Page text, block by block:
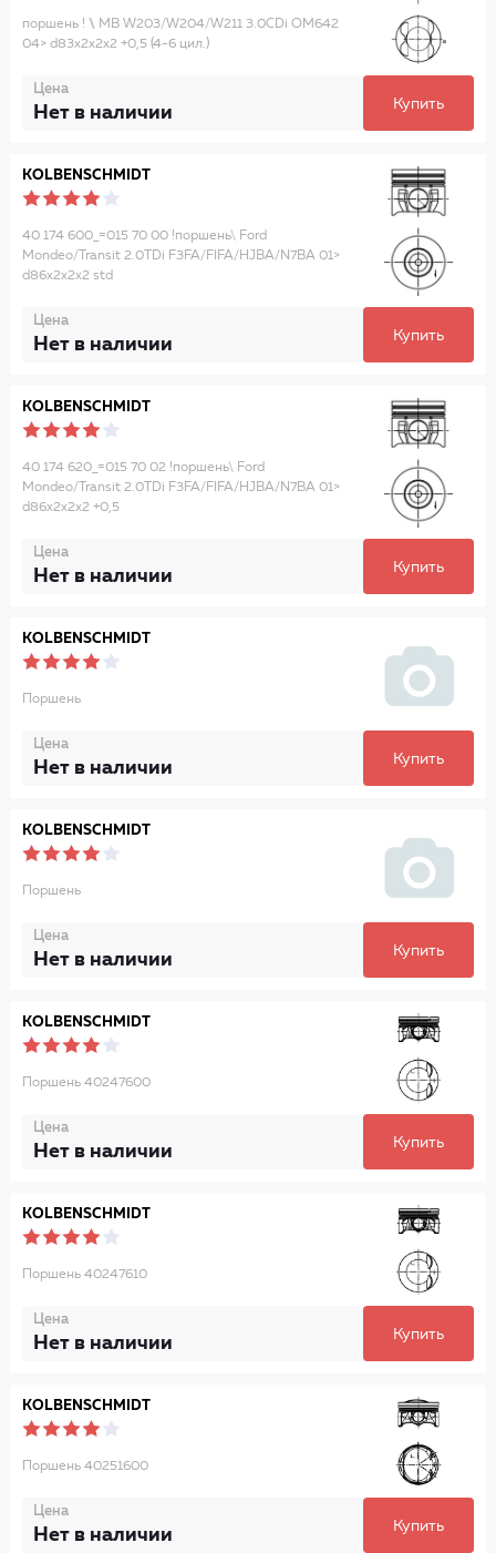
поршень ! \\ MB W203/W204/W211 3.0CDi OM642
04> d83x2x2x2 +0,5 (4-6 цил.)
Цена
Нет в наличии Купить
KOLBENSCHMIDT
40 174 600_=015 70 00 !поршень\ Ford
Mondeo/Transit 2.0TDi F3FA/FIFA/HJBA/N7BA 01>
d86x2x2x2 std
Цена
Нет в наличии Купить
KOLBENSCHMIDT
40 174 620_=015 70 02 !поршень\ Ford
Mondeo/Transit 2.0TDi F3FA/FIFA/HJBA/N7BA 01>
d86x2x2x2 +0,5
Цена
Нет в наличии Купить
KOLBENSCHMIDT
Поршень
Цена
Нет в наличии Купить
KOLBENSCHMIDT
Поршень
Цена
Нет в наличии Купить
KOLBENSCHMIDT
Поршень 40247600
Цена
Нет в наличии Купить
KOLBENSCHMIDT
Поршень 40247610
Цена
Нет в наличии Купить
KOLBENSCHMIDT
Поршень 40251600
Цена
Нет в наличии Купить